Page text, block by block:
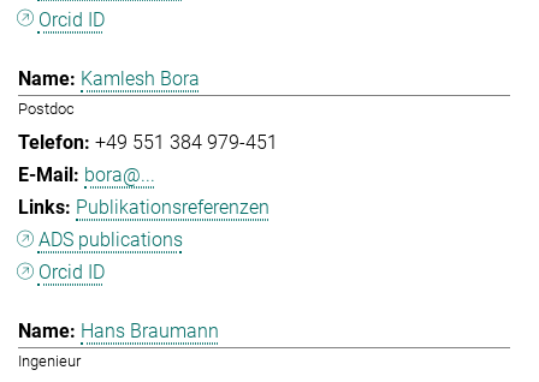
Orcid ID
Kamlesh Bora
Postdoc
+49 551 384 979-451
bora@...
Publikationsreferenzen
ADS publications
Orcid ID
Hans Braumann
Ingenieur